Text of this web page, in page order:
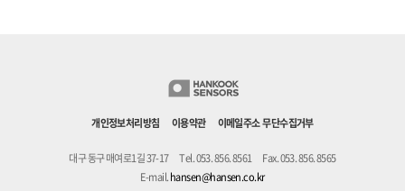
개인정보처리방침 이용약관 이메일주소 무단수집거부
대구 동구 매여로1길 37-17 Tel. 053. 856. 8561
Fax. 053. 856. 8565
E-mail.hansen@hansen.co.kr